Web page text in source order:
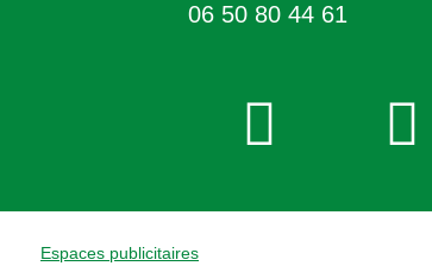
06 50 80 44 61
Espaces publicitaires